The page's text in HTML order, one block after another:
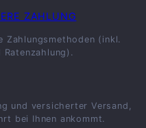
ZAHLUNG
Zahlungsmethoden (inkl.
Ratenzahlung).
und versicherter Versand,
bei Ihnen ankommt.